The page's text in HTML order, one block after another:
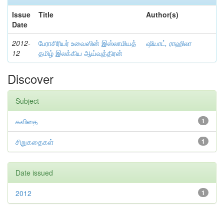
Issue
Date
Title Author(s)
2012-
12
பேராசிரியர் உவைஸின் இஸ்லாமியத்
தமிழ் இலக்கிய ஆய்வுத்திரன்
ஷியாட், ராஹிலா
Discover
Subject
1
கவிதை
1
சிறுகதைகள்
Date issued
1
2012